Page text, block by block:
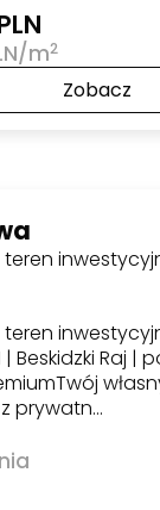
m2
Zobacz
Beskidzki Raj |
prywatn…